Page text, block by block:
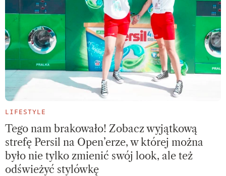
LIFESTYLE
Tego nam brakowało! Zobacz wyjątkową
strefę Persil na Open’erze, w której można
było nie tylko zmienić swój look, ale też
odświeżyć stylówkę